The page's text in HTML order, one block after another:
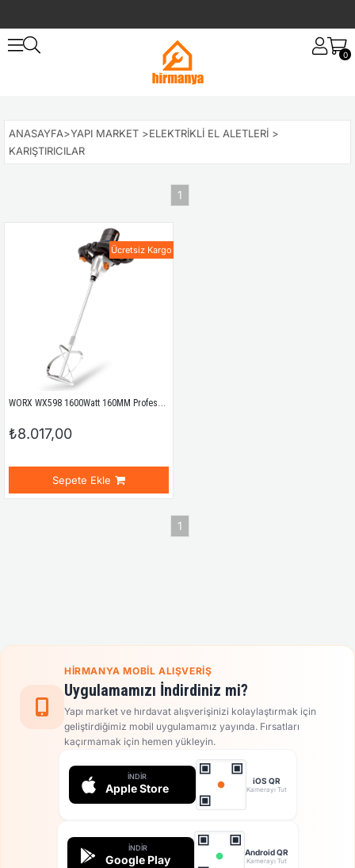
0
ANASAYFA>YAPI MARKET >ELEKTRIKLI EL ALETLERI >
KARIŞTIRICILAR
1
WORX WX598 1600Watt 160MM Profesyonel 2 Vitesli Devir Ayarlı Karıştırıcı
₺8.017,00
Sepete Ekle
Ücretsiz Kargo
1
HIRMANYA MOBIL ALIŞVERIŞ
Uygulamamızı İndirdiniz mi?
Yapı market ve hırdavat alışverişinizi kolaylaştırmak için
geliştirdiğimiz mobil uygulamamız yayında. Fırsatları
kaçırmamak için hemen yükleyin.
İNDIR
Apple Store
iOS QR
Kamerayı Tut
İNDIR
Google Play
Android QR
Kamerayı Tut